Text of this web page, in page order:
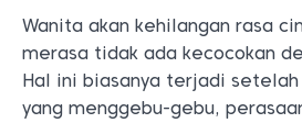
Wanita akan kehilangan rasa
merasa tidak ada kecocokan
Hal ini biasanya terjadi
yang menggebu-gebu,